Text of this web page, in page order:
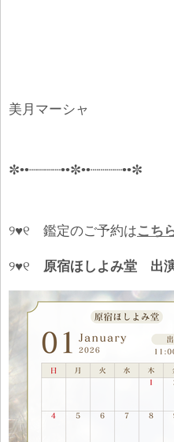
美月マーシャ
✼••┈┈┈┈••✼••┈┈┈┈••✼
୨♥୧ 鑑定のご予約はこち
୨♥୧ 原宿ほしよみ堂 出